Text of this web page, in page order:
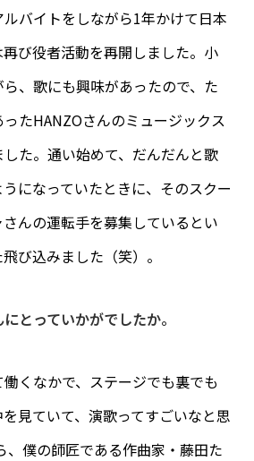
バイトをしながら1年かけて日本
び役者活動を再開しました。小
、歌にも興味があったので、た
たHANZOさんのミュージックス
た。通い始めて、だんだんと歌
になっていたときに、そのスクー
んの運転手を募集しているとい
び込みました（笑）。
とっていかがでしたか。
くなかで、ステージでも裏でも
見ていて、演歌ってすごいなと思
、僕の師匠である作曲家・藤田た